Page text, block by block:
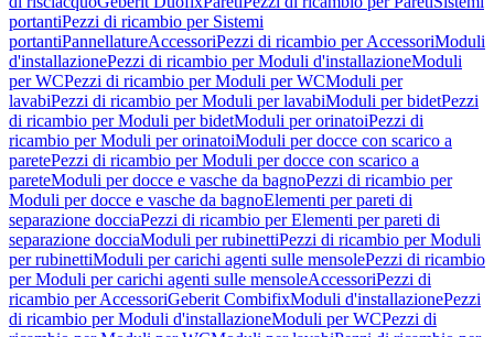
portantiPezzi di ricambio per Sistemi
portantiPannellatureAccessoriPezzi di ricambio per AccessoriModuli
d'installazionePezzi di ricambio per Moduli d'installazioneModuli
per WCPezzi di ricambio per Moduli per WCModuli per
lavabiPezzi di ricambio per Moduli per lavabiModuli per bidetPezzi
di ricambio per Moduli per bidetModuli per orinatoiPezzi di
ricambio per Moduli per orinatoiModuli per docce con scarico a
paretePezzi di ricambio per Moduli per docce con scarico a
pareteModuli per docce e vasche da bagnoPezzi di ricambio per
Moduli per docce e vasche da bagnoElementi per pareti di
separazione docciaPezzi di ricambio per Elementi per pareti di
separazione docciaModuli per rubinettiPezzi di ricambio per Moduli
per rubinettiModuli per carichi agenti sulle mensolePezzi di ricambio
per Moduli per carichi agenti sulle mensoleAccessoriPezzi di
ricambio per AccessoriGeberit CombifixModuli d'installazionePezzi
di ricambio per Moduli d'installazioneModuli per WCPezzi di